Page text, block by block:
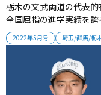
2022年5月号 埼玉/群馬/栃
栃木の文武両道の代表
全国屈指の進学実績を
活動停止中も、部員たち
ざ、情熱の炎を見せる
文武両道を実践する伝
合格者８人...